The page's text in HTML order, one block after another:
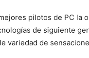
pilotos de PC la
de siguiente
variedad de